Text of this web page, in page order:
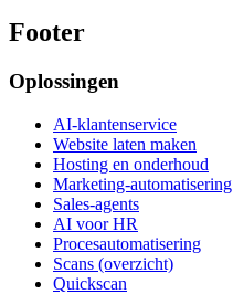
Footer
Oplossingen
AI-klantenservice
Website laten maken
Hosting en onderhoud
Marketing-automatisering
Sales-agents
AI voor HR
Procesautomatisering
Scans (overzicht)
Quickscan